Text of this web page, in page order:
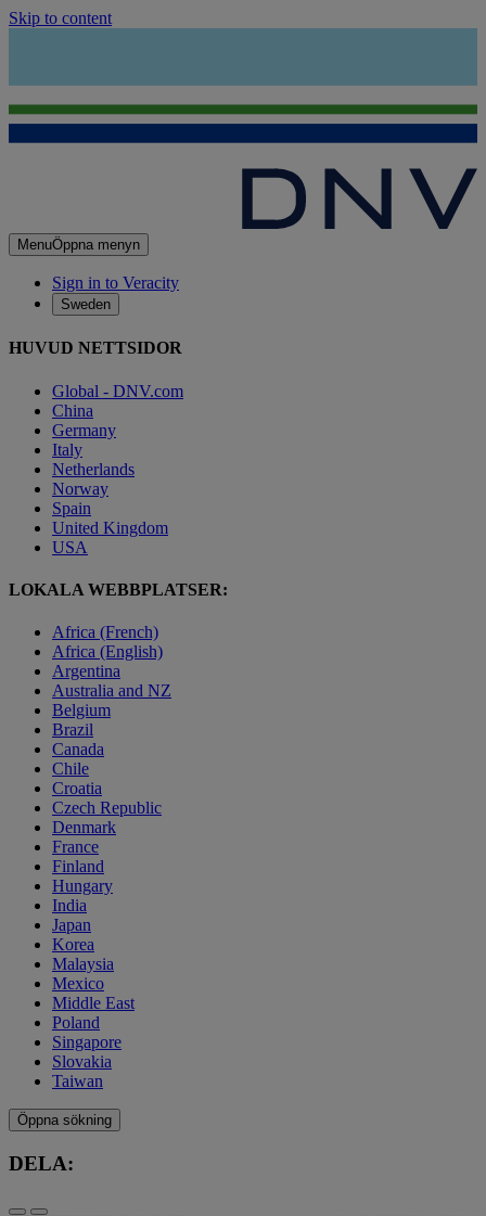
Skip to content
MenuÖppna menyn
Sign in to Veracity
Sweden
HUVUD NETTSIDOR
Global - DNV.com
China
Germany
Italy
Netherlands
Norway
Spain
United Kingdom
USA
LOKALA WEBBPLATSER:
Africa (French)
Africa (English)
Argentina
Australia and NZ
Belgium
Brazil
Canada
Chile
Croatia
Czech Republic
Denmark
France
Finland
Hungary
India
Japan
Korea
Malaysia
Mexico
Middle East
Poland
Singapore
Slovakia
Taiwan
Öppna sökning
DELA: